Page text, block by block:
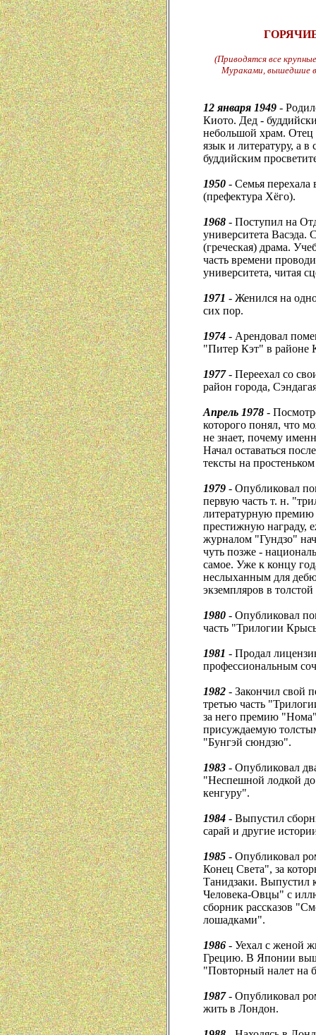
(Приводятся все
Мураками, вышедшие в
12 января 1949 -
Киото. Дед -
небольшой храм. Отец
язык и литературу, а в
буддийским
1950 - Семья перехала
(префектура Хёго).
1968 - Поступил на
университета Васэда.
(греческая) драма.
часть времени
университета, читая
1971 - Женился на
сих пор.
1974 - Арендовал
"Питер Кэт" в районе
1977- Переехал со
район города,
Апрель 1978 -
которого понял, что
не знает, почему
Начал оставаться
тексты на
1979 - Опубликовал
первую часть т. н.
литературную
престижную награду,
журналом "Гундзо"
чуть позже -
самое. Уже к концу
неслыханным для
экземпляров в
1980 - Опубликовал
часть "Трилогии
1981 - Продал
профессиональным
1982 - Закончил свой
третью часть
за него премию
присуждаемую
"Бунгэй сюндзю".
1983 - Опубликовал
"Неспешной лодкой
кенгуру".
1984 - Выпустил
сарай и другие
1985 - Опубликовал
Конец Света", за
Танидзаки. Выпустил
Человека-Овцы" с
сборник рассказов
лошадками".
1986 - Уехал с женой
Грецию. В Японии
"Повторный налет на
1987- Опубликовал
жить в Лондон.